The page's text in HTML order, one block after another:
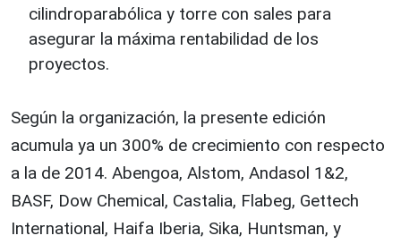
cilindroparabólica y torre con sales para
asegurar la máxima rentabilidad de los
proyectos.
Según la organización, la presente edición
acumula ya un 300% de crecimiento con respecto
a la de 2014. Abengoa, Alstom, Andasol 1&2,
BASF, Dow Chemical, Castalia, Flabeg, Gettech
International, Haifa Iberia, Sika, Huntsman, y